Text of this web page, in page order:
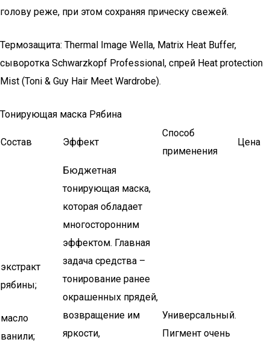
голову реже, при этом сохраняя прическу свежей.
Термозащита: Thermal Image Wella, Matrix Heat Buffer,
сыворотка Schwarzkopf Professional, спрей Heat protection
Mist (Toni & Guy Hair Meet Wardrobe).
Тонирующая маска Рябина
Состав Эффект
Способ
применения
Цена
экстракт
рябины;
масло
ванили;
Бюджетная
тонирующая маска,
которая обладает
многосторонним
эффектом. Главная
задача средства –
тонирование ранее
окрашенных прядей,
возвращение им
яркости,
Универсальный.
Пигмент очень